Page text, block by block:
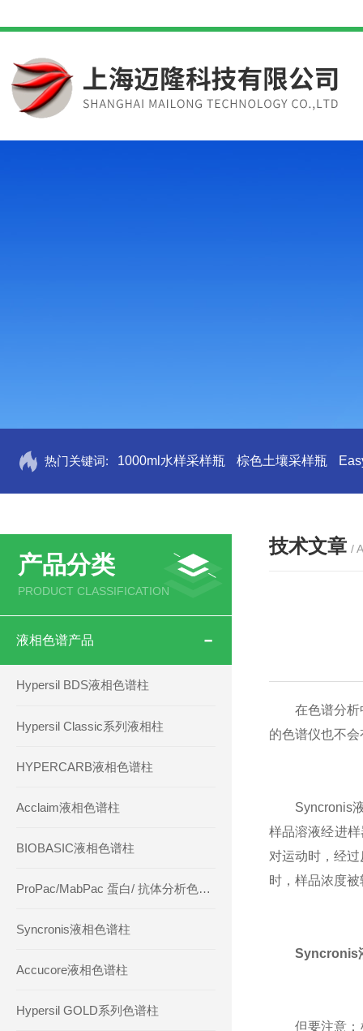
热门关键词: 1000ml水样采样瓶 棕色土壤采样瓶
产品分类
PRODUCT CLASSIFICATION
液相色谱产品
Hypersil BDS液相色谱柱
Hypersil Classic系列液相柱
HYPERCARB液相色谱柱
Acclaim液相色谱柱
BIOBASIC液相色谱柱
ProPac/MabPac 蛋白/ 抗体分析色谱柱
Syncronis液相色谱柱
Accucore液相色谱柱
Hypersil GOLD系列色谱柱
技术文章 /
在色谱分析
的色谱仪也不
Syncronis液
样品溶液经进
对运动时，经
时，样品浓度
Syncronis
但要注意：柱